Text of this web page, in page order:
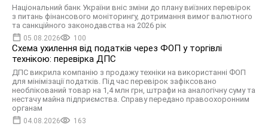
Національний банк України вніс зміни до плану виїзних перевірок
з питань фінансового моніторингу, дотримання вимог валютного
та санкційного законодавства на 2026 рік
05.08.2026 100
Схема ухилення від податків через ФОП у торгівлі
технікою: перевірка ДПС
ДПС викрила компанію з продажу техніки на використанні ФОП
для мінімізації податків. Під час перевірок зафіксовано
необлікований товар на 1,4 млн грн, штрафи на аналогічну суму та
нестачу майна підприємства. Справу передано правоохоронним
органам
04.08.2026 163